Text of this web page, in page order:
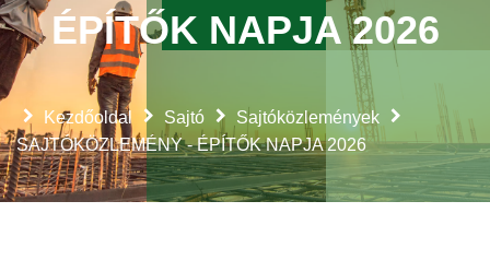
Kezdőoldal Sajtó
Sajtóközlemények
SAJTÓKÖZLEMÉNY - ÉPÍTŐK NAPJA 2026
ÉPÍTŐK NAPJA 2026